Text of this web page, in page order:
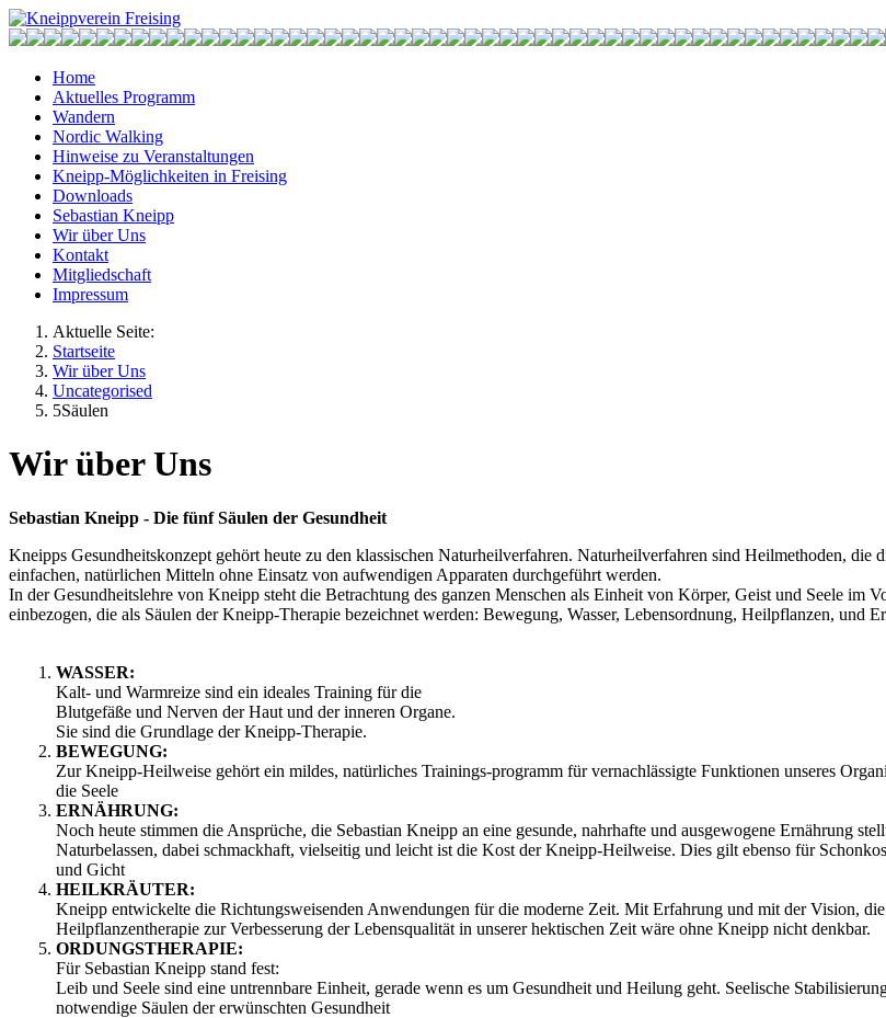
Home
Aktuelles Programm
Wandern
Nordic Walking
Hinweise zu Veranstaltungen
Kneipp-Möglichkeiten in Freising
Downloads
Sebastian Kneipp
Wir über Uns
Kontakt
Mitgliedschaft
Impressum
Aktuelle Seite:
Startseite
Wir über Uns
Uncategorised
5Säulen
Wir über Uns
Sebastian Kneipp - Die fünf Säulen der Gesundheit
Kneipps Gesundheitskonzept gehört heute zu den klassischen Naturheilverfahren. Naturheilverfahren sind Heilmethoden,
einfachen, natürlichen Mitteln ohne Einsatz von aufwendigen Apparaten durchgeführt werden.
In der Gesundheitslehre von Kneipp steht die Betrachtung des ganzen Menschen als Einheit von Körper, Geist und Seele im
einbezogen, die als Säulen der Kneipp-Therapie bezeichnet werden: Bewegung, Wasser, Lebensordnung, Heilpflanzen, und
WASSER:
Kalt- und Warmreize sind ein ideales Training für die
Blutgefäße und Nerven der Haut und der inneren Organe.
Sie sind die Grundlage der Kneipp-Therapie.
BEWEGUNG:
Zur Kneipp-Heilweise gehört ein mildes, natürliches Trainings-programm für vernachlässigte Funktionen unseres
die Seele
ERNÄHRUNG:
Noch heute stimmen die Ansprüche, die Sebastian Kneipp an eine gesunde, nahrhafte und ausgewogene Ernährung
Naturbelassen, dabei schmackhaft, vielseitig und leicht ist die Kost der Kneipp-Heilweise. Dies gilt ebenso für
und Gicht
HEILKRÄUTER:
Kneipp entwickelte die Richtungsweisenden Anwendungen für die moderne Zeit. Mit Erfahrung und mit der Vision,
Heilpflanzentherapie zur Verbesserung der Lebensqualität in unserer hektischen Zeit wäre ohne Kneipp nicht denkbar.
ORDUNGSTHERAPIE:
Für Sebastian Kneipp stand fest:
Leib und Seele sind eine untrennbare Einheit, gerade wenn es um Gesundheit und Heilung geht. Seelische
notwendige Säulen der erwünschten Gesundheit